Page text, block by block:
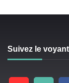
Suivez le